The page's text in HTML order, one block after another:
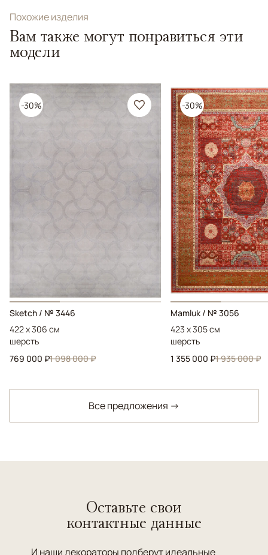
Похожие изделия
Вам также могут понравиться эти
модели
-30%
Sketch / № 3446
422 x 306 см
шерсть
769 000 ₽1 098 000 ₽
-30%
Mamluk / № 3056
423 x 305 см
шерсть
1 355 000 ₽1 935 000 ₽
Все предложения →
Оставьте свои
контактные данные
И наши декораторы подберут идеальные